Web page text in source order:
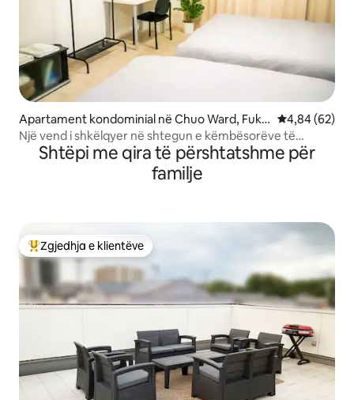
Apartament kondominial në Chuo Ward, Fuku
oka
Vlerësimi
4,84 (62)
Një vend i shkëlqyer në shtegun e këmbësorëve të
Tenjin.5 5
Shtëpi me qira të përshtatshme për
familje
Më të mirat e zgjedhjeve të klientëve
Zgjedhja e klientëve